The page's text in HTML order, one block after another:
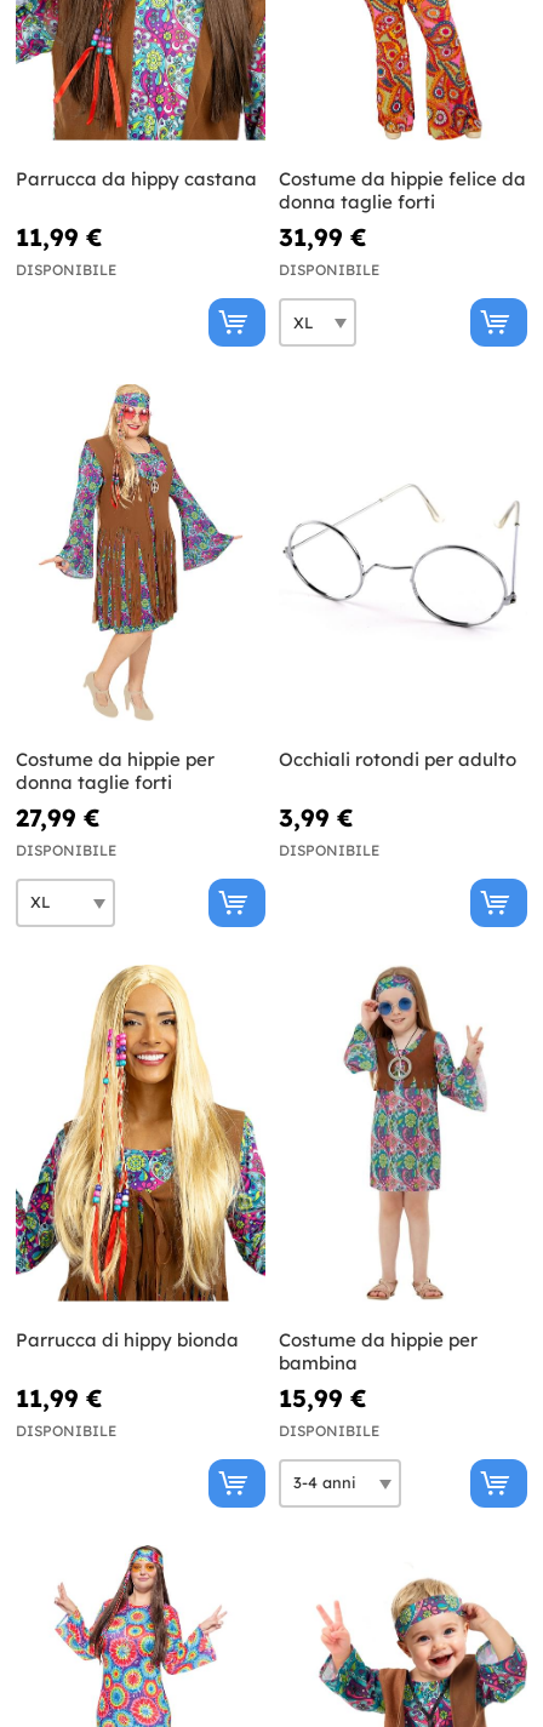
Parrucca da hippy castana
11,99 €
DISPONIBILE
Costume da hippie felice da
donna taglie forti
31,99 €
DISPONIBILE
Costume da hippie per
donna taglie forti
27,99 €
DISPONIBILE
Occhiali rotondi per adulto
3,99 €
DISPONIBILE
Parrucca di hippy bionda
11,99 €
DISPONIBILE
Costume da hippie per
bambina
15,99 €
DISPONIBILE